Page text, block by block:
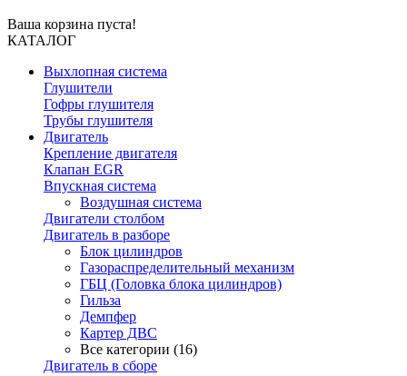
Ваша корзина пуста!
КАТАЛОГ
Выхлопная система
Глушители
Гофры глушителя
Трубы глушителя
Двигатель
Крепление двигателя
Клапан EGR
Впускная система
Воздушная система
Двигатели столбом
Двигатель в разборе
Блок цилиндров
Газораспределительный механизм
ГБЦ (Головка блока цилиндров)
Гильза
Демпфер
Картер ДВС
Все категории (16)
Двигатель в сборе